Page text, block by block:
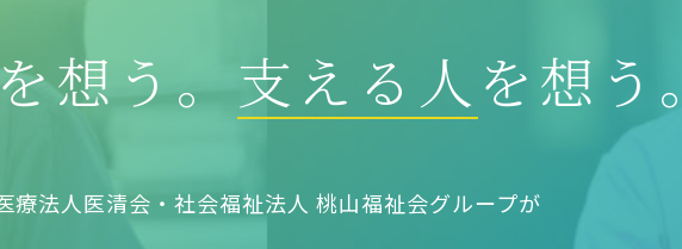
想う。 支える人 を想う。
療法人医清会・社会福祉法人 桃山福祉会グループが